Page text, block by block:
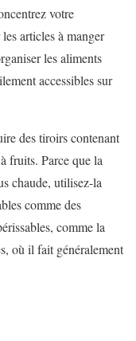
votre
articles à manger
les aliments
accessibles sur
des tiroirs contenant
fruits. Parce que la
chaude, utilisez-la
comme des
comme la
où il fait généralement